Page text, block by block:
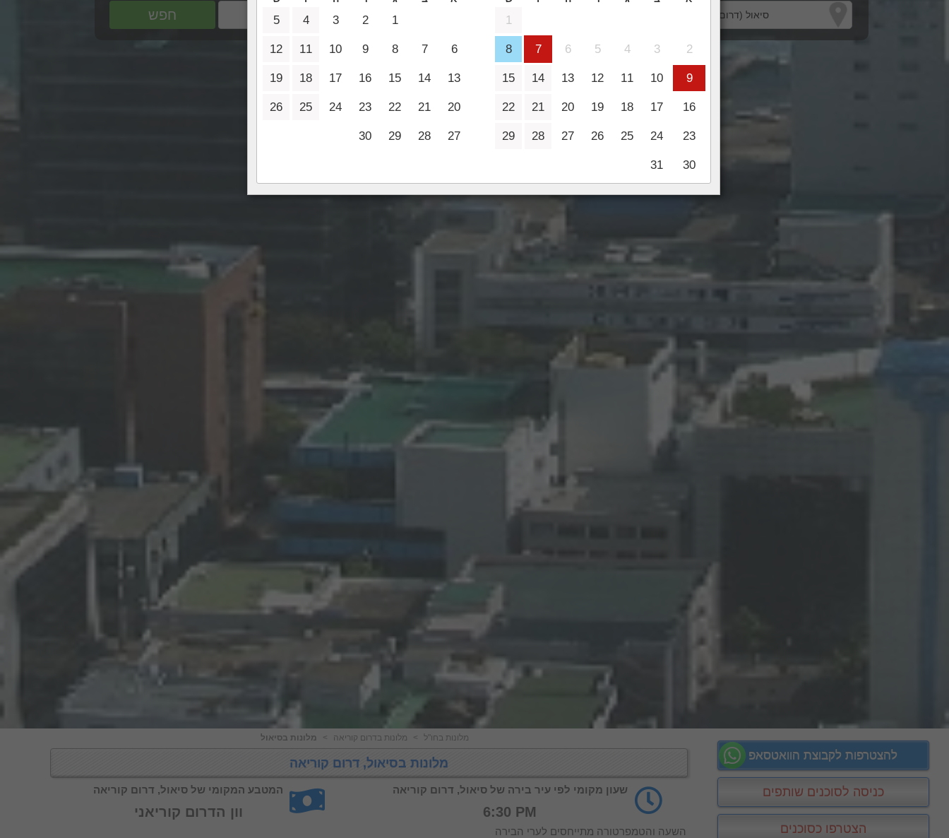
חפש
מלונות בסיאול < מלונות בדרום קוריאה < מלונות בחו"ל
מלונות בסיאול, דרום קוריאה
המטבע המקומי של סיאול, דרום קוריאה
וון הדרום קוריאני
שעון מקומי לפי עיר בירה של סיאול, דרום קוריאה
6:30 PM
השעה והטמפרטורה מתייחסים לערי הבירה
להצטרפות לקבוצת הוואטסאפ
כניסה לסוכנים שותפים
הצטרפו כסוכנים
1
2
3
4
5
6
7
8
9
10
11
12
13
14
15
16
17
18
19
20
21
22
23
24
25
26
27
28
29
30
31
1
2
3
4
5
6
7
8
9
10
11
12
13
14
15
16
17
18
19
20
21
22
23
24
25
26
27
28
29
30